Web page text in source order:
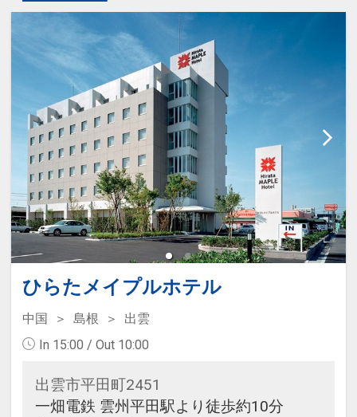
ひらたメイプルホテル
中国 島根
出雲
In 15:00 / Out 10:00
出雲市平田町2451
一畑電鉄 雲州平田駅より徒歩約10分